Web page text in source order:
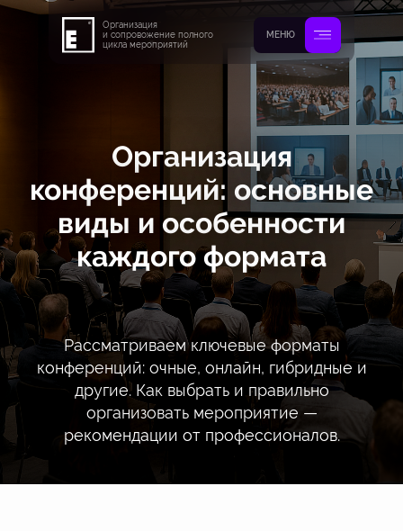
МЕНЮ
Организация
и сопровожение полного
цикла мероприятий
Организация
конференций: основные
виды и особенности
каждого формата
Рассматриваем ключевые форматы
конференций: очные, онлайн, гибридные и
другие. Как выбрать и правильно
организовать мероприятие —
рекомендации от профессионалов.